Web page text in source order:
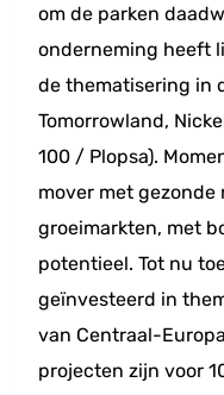
om de parken
onderneming heeft
de thematisering in
Tomorrowland,
100 / Plopsa).
mover met
groeimarkten, met
potentieel. Tot nu
geïnvesteerd in
van Centraal-
projecten zijn voor